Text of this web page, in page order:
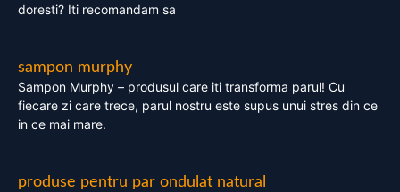
doresti? Iti recomandam sa
sampon murphy
Sampon Murphy – produsul care iti transforma parul! Cu
fiecare zi care trece, parul nostru este supus unui stres din ce
in ce mai mare.
produse pentru par ondulat natural